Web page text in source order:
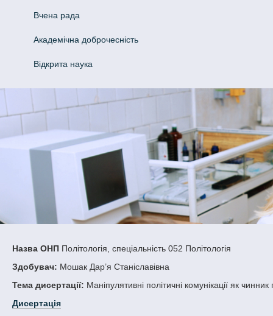
Вчена рада
Академічна доброчесність
Відкрита наука
Назва ОНППолітологія, спеціальність 052 Політологія
Здобувач: Мошак Дар’я Станіславівна
Тема дисертації: Маніпулятивні політичні комунікації як
Дисертація